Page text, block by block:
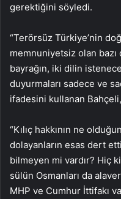
gerektiğini söyledi.
“Terörsüz Türkiye’nin
memnuniyetsiz olan
bayrağın, iki dilin
duyurmaları sadece ve
ifadesini kullanan
“Kılıç hakkının ne
dolayanların esas dert
bilmeyen mi vardır? Hiç
sülün Osmanları da
MHP ve Cumhur İttifakı